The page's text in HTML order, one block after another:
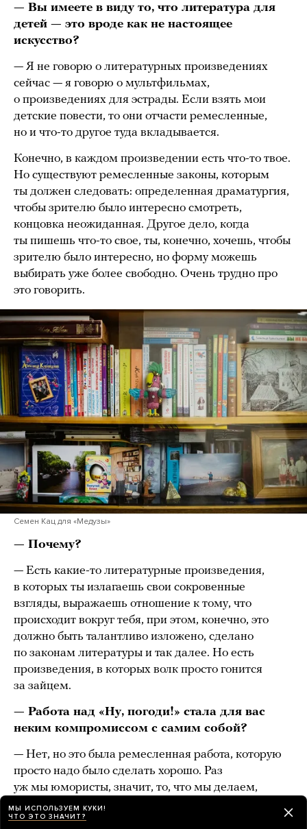
— Вы имеете в виду то, что литература для
детей — это вроде как не настоящее
искусство?
— Я не говорю о литературных произведениях
сейчас — я говорю о мультфильмах,
о произведениях для эстрады. Если взять мои
детские повести, то они отчасти ремесленные,
но и что-то другое туда вкладывается.
Конечно, в каждом произведении есть что-то твое.
Но существуют ремесленные законы, которым
ты должен следовать: определенная драматургия,
чтобы зрителю было интересно смотреть,
концовка неожиданная. Другое дело, когда
ты пишешь что-то свое, ты, конечно, хочешь, чтобы
зрителю было интересно, но форму можешь
выбирать уже более свободно. Очень трудно про
это говорить.
Семен Кац для «Медузы»
— Почему?
— Есть какие-то литературные произведения,
в которых ты излагаешь свои сокровенные
взгляды, выражаешь отношение к тому, что
происходит вокруг тебя, при этом, конечно, это
должно быть талантливо изложено, сделано
по законам литературы и так далее. Но есть
произведения, в которых волк просто гонится
за зайцем.
— Работа над «Ну, погоди!» стала для вас
неким компромиссом с самим собой?
— Нет, но это была ремесленная работа, которую
просто надо было сделать хорошо. Раз
уж мы юмористы, значит, то, что мы делаем,
должно быть смешно. Раз люди смеялись, значит,
мы справились со своей задачей.
МЫ ИСПОЛЬЗУЕМ КУКИ!
ЧТО ЭТО ЗНАЧИТ?